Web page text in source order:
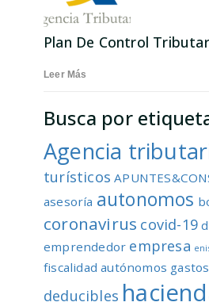
Plan De Control
Leer Más
Busca por
Agencia
turísticos
asesoría autonomos
coronavirus covid-19
emprendedor empresa
fiscalidad autónomos gastos
deducibles